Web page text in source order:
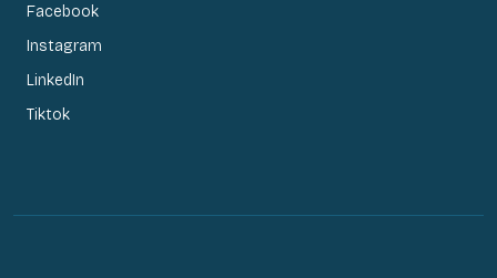
Facebook
Instagram
LinkedIn
Tiktok